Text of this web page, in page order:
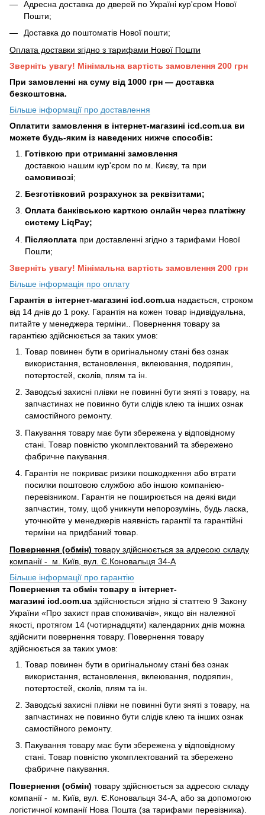
Адресна доставка до дверей по Україні кур'єром Нової
Пошти;
Доставка до поштоматів Нової пошти;
Оплата доставки згідно з тарифами Нової Пошти
Зверніть увагу! Мінімальна вартість замовлення 200 грн
При замовленні на суму від 1000 грн — доставка
безкоштовна.
Більше інформації про доставлення
Оплатити замовлення в інтернет-магазині icd.com.ua ви
можете будь-яким із наведених нижче способів:
Готівкою при отриманні замовлення
доставкою нашим кур'єром по м. Києву, та при
самовивозі;
Безготівковий розрахунок за реквізитами;
Оплата банківською карткою онлайн через платіжну
систему LiqPay;
Післяоплата при доставленні згідно з тарифами Нової
Пошти;
Зверніть увагу! Мінімальна вартість замовлення 200 грн
Більше інформація про оплату
Гарантія в інтернет-магазині icd.com.ua надається, строком
від 14 днів до 1 року. Гарантія на кожен товар індивідуальна,
питайте у менеджера терміни.. Повернення товару за
гарантією здійснюється за таких умов:
Товар повинен бути в оригінальному стані без ознак
використання, встановлення, вклеювання, подряпин,
потертостей, сколів, плям та ін.
Заводські захисні плівки не повинні бути зняті з товару, на
запчастинах не повинно бути слідів клею та інших ознак
самостійного ремонту.
Пакування товару має бути збережена у відповідному
стані. Товар повністю укомплектований та збережено
фабричне пакування.
Гарантія не покриває ризики пошкодження або втрати
посилки поштовою службою або іншою компанією-
перевізником. Гарантія не поширюється на деякі види
запчастин, тому, щоб уникнути непорозумінь, будь ласка,
уточнюйте у менеджерів наявність гарантії та гарантійні
терміни на придбаний товар.
Повернення (обмін) товару здійснюється за адресою складу
компанії - м. Київ, вул. Є.Коновальця 34-А
Більше інформації про гарантію
Повернення та обмін товару в інтернет-
магазині icd.com.ua здійснюється згідно зі статтею 9 Закону
України «Про захист прав споживачів», якщо він належної
якості, протягом 14 (чотирнадцяти) календарних днів можна
здійснити повернення товару. Повернення товару
здійснюється за таких умов:
Товар повинен бути в оригінальному стані без ознак
використання, встановлення, вклеювання, подряпин,
потертостей, сколів, плям та ін.
Заводські захисні плівки не повинні бути зняті з товару, на
запчастинах не повинно бути слідів клею та інших ознак
самостійного ремонту.
Пакування товару має бути збережена у відповідному
стані. Товар повністю укомплектований та збережено
фабричне пакування.
Повернення (обмін) товару здійснюється за адресою складу
компанії - м. Київ, вул. Є.Коновальця 34-А, або за допомогою
логістичної компанії Нова Пошта (за тарифами перевізника).